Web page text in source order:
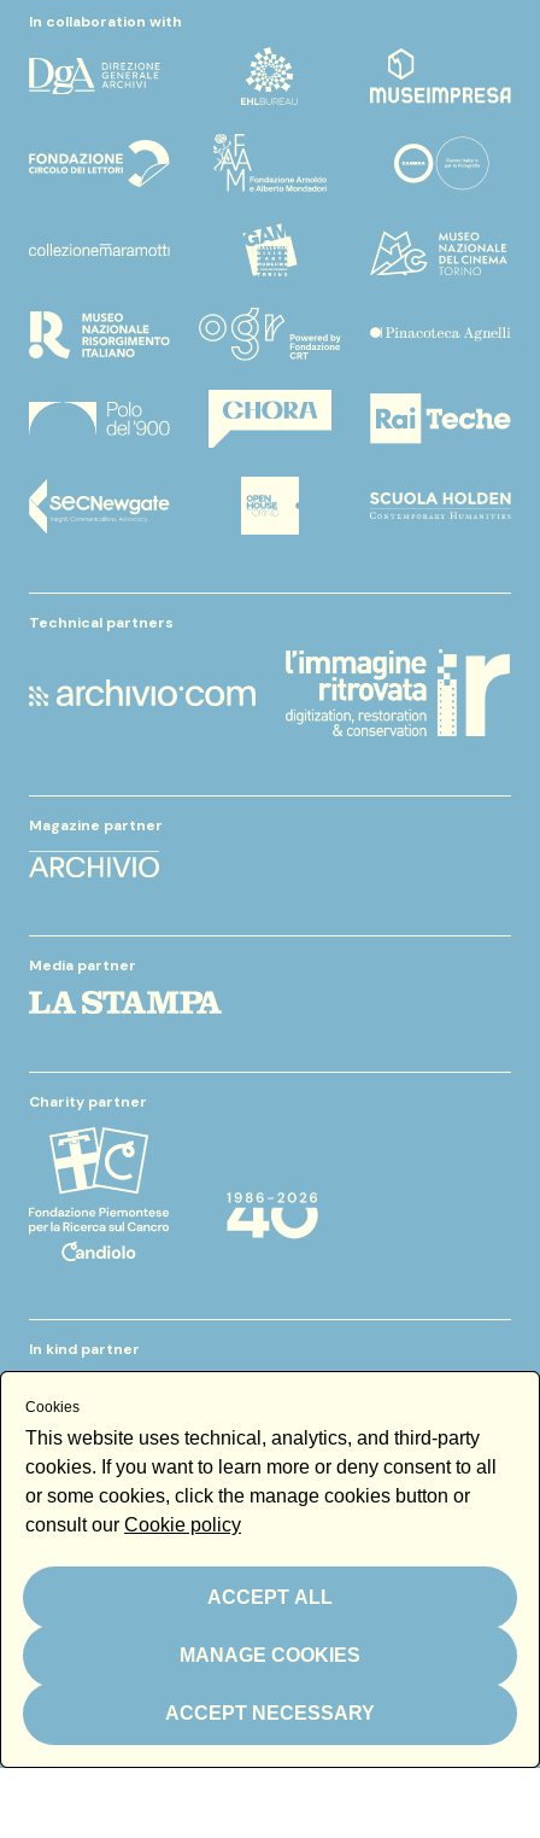
In collaboration with
Technical partners
Magazine partner
Media partner
Charity partner
In kind partner
Thanks to
Newsletter
Email
Cookies
This website uses technical, analytics, and third-party
cookies. If you want to learn more or deny consent to all
or some cookies, click the manage cookies button or
consult our Cookie policy
ACCEPT ALL
MANAGE COOKIES
ACCEPT NECESSARY